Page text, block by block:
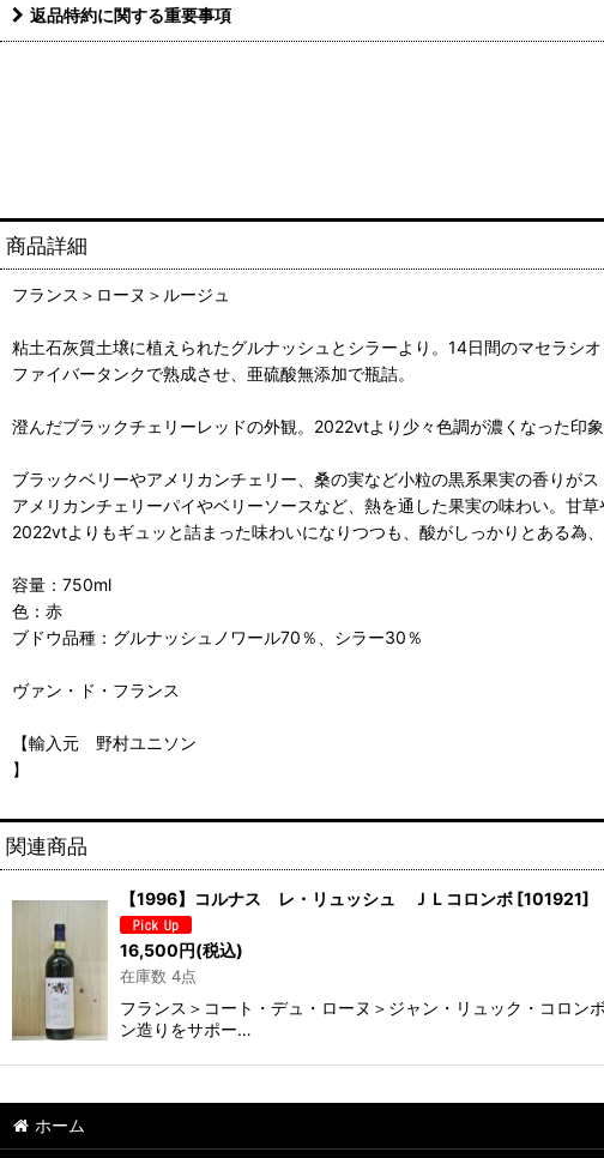
返品特約に関する重要事項
商品詳細
フランス＞ローヌ＞ルージュ
粘土石灰質土壌に植えられたグルナッシュとシラーより。14日間のマセラシ
ファイバータンクで熟成させ、亜硫酸無添加で瓶詰。
澄んだブラックチェリーレッドの外観。2022vtより少々色調が濃くなった印象
ブラックベリーやアメリカンチェリー、桑の実など小粒の黒系果実の香りがス
アメリカンチェリーパイやベリーソースなど、熱を通した果実の味わい。甘
2022vtよりもギュッと詰まった味わいになりつつも、酸がしっかりとある為
容量：750ml
色：赤
ブドウ品種：グルナッシュノワール70％、シラー30％
ヴァン・ド・フランス
【輸入元 野村ユニソン
】
関連商品
【1996】コルナス レ・リュッシュ ＪＬコロンボ [101921]
16,500円(税込)
在庫数 4点
フランス＞コート・デュ・ローヌ＞ジャン・リュック・コロ
ン造りをサポー…
ホーム